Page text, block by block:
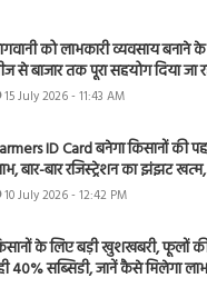
को लाभकारी व्यवसाय बनाने
से बाजार तक पूरा सहयोग दिया जा
15 July 2026 - 11:43 AM
ID Card बनेगा किसानों की
बार-बार रजिस्ट्रेशन का झंझट
10 July 2026 - 12:42 PM
के लिए बड़ी खुशखबरी, फूलों
40% सब्सिडी, जानें कैसे मिलेगा लाभ